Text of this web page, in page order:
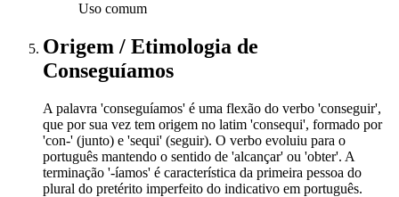
Uso comum
Origem / Etimologia de
Conseguíamos
A palavra 'conseguíamos' é uma flexão do verbo 'conseguir',
que por sua vez tem origem no latim 'consequi', formado por
'con-' (junto) e 'sequi' (seguir). O verbo evoluiu para o
português mantendo o sentido de 'alcançar' ou 'obter'. A
terminação '-íamos' é característica da primeira pessoa do
plural do pretérito imperfeito do indicativo em português.